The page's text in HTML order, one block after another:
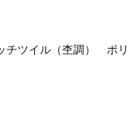
チツイル（杢調） ポ